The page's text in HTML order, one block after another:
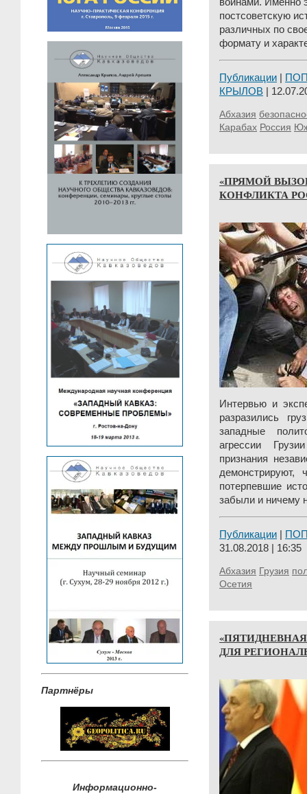
Партнёры
Информационно-
постсоветскую
различных по
формату и
Публикации
КРЫЛОВ |
Абхазия
Карабах Россия
«ПРЯМОЙ
КОНФЛИКТА
Интервью и
разразились
западные
агрессии
признания
демонстрируют,
потерпевшие
забыли и ничему
Публикации
31.08.2018 | 16:35
Абхазия Грузия
Осетия
ДЛЯ